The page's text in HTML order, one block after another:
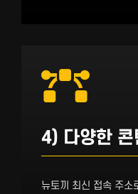
4) 다양한 콘
뉴토끼 최신 접속 주소